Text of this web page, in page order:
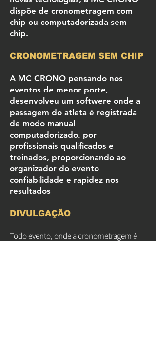
dispõe de cronometragem com
chip ou computadorizada sem
chip.
CRONOMETRAGEM SEM CHIP
A MC CRONO pensando nos
eventos de menor porte,
desenvolveu um softwere onde a
passagem do atleta é registrada
de modo manual
computadorizado, por
profissionais qualificados e
treinados, proporcionando ao
organizador do evento
confiabilidade e rapidez nos
resultados
DIVULGAÇÃO
Todo evento, onde a cronometragem é